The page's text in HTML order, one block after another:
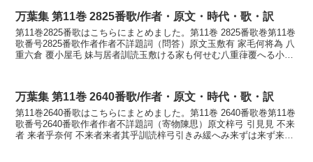
万葉集 第11巻 2825番歌/作者・原文・時代・歌・訳
第11巻2825番歌はこちらにまとめました。第11巻 2825番歌巻第11巻
歌番号2825番歌作者作者不詳題詞（問答）原文玉敷有 家毛何将為 八
重六倉 覆小屋毛 妹与居者訓読玉敷ける家も何せむ八重葎覆へる小屋
万葉集 第11巻 2640番歌/作者・原文・時代・歌・訳
第11巻2640番歌はこちらにまとめました。第11巻 2640番歌巻第11巻
歌番号2640番歌作者作者不詳題詞（寄物陳思）原文梓弓 引見見 不来
者 来者乎奈何 不来者来者其乎訓読梓弓引きみ緩へみ来ずは来ず来ば